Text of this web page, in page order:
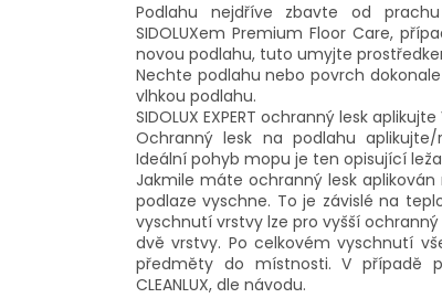
Podlahu nejdříve zbavte od
SIDOLUXem Premium Floor Care,
novou podlahu, tuto umyjte
Nechte podlahu nebo povrch
vlhkou podlahu.
SIDOLUX EXPERT ochranný lesk
Ochranný lesk na podlahu
Ideální pohyb mopu je ten opisující
Jakmile máte ochranný lesk
podlaze vyschne. To je závislé na
vyschnutí vrstvy lze pro vyšší
dvě vrstvy. Po celkovém vyschnutí
předměty do místnosti. V případě
CLEANLUX, dle návodu.